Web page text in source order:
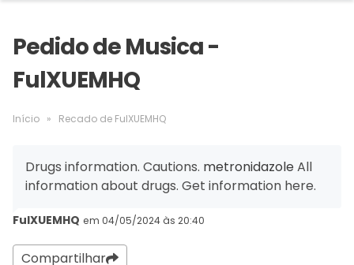
Pedido de Musica -
FulXUEMHQ
Início » Recado de FulXUEMHQ
Drugs information. Cautions. metronidazoleAll
information about drugs. Get information here.
FulXUEMHQ em 04/05/2024 às 20:40
Compartilhar